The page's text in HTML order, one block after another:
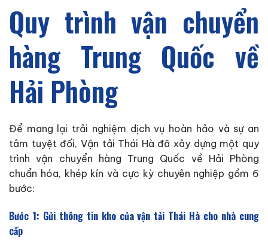
Quy trình vận chuyển
hàng Trung Quốc về
Hải Phòng
Để mang lại trải nghiệm dịch vụ hoàn hảo và sự an
tâm tuyệt đối, Vận tải Thái Hà đã xây dựng một quy
trình vận chuyển hàng Trung Quốc về Hải Phòng
chuẩn hóa, khép kín và cực kỳ chuyên nghiệp gồm 6
bước:
Bước 1: Gửi thông tin kho của vận tải Thái Hà cho nhà cung
cấp